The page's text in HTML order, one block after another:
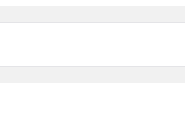
Chromoly Stål